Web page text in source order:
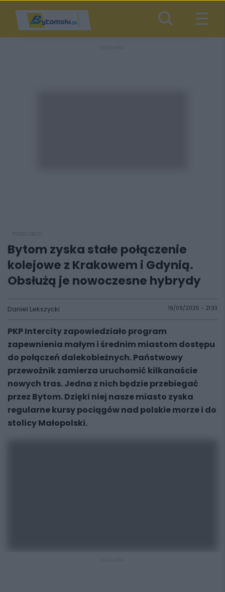
Bytom zyska stałe połączenie
kolejowe z Krakowem i Gdynią.
Obsłużą je nowoczesne hybrydy
Daniel Lekszycki 19/09/2025 - 21:33
PKP Intercity zapowiedziało program
zapewnienia małym i średnim miastom dostępu
do połączeń dalekobieżnych. Państwowy
przewoźnik zamierza uruchomić kilkanaście
nowych tras. Jedna z nich będzie przebiegać
przez Bytom. Dzięki niej nasze miasto zyska
regularne kursy pociągów nad polskie morze i do
stolicy Małopolski.